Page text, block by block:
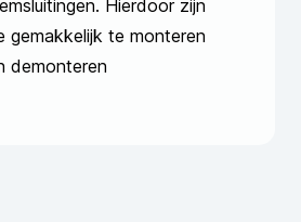
Hierdoor zijn
gemakkelijk te monteren
demonteren